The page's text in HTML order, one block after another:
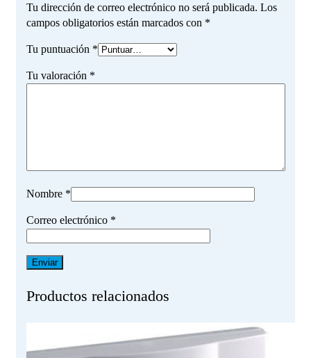
Tu dirección de correo electrónico no será publicada. Los
campos obligatorios están marcados con *
Tu puntuación *
Tu valoración *
Nombre *
Correo electrónico *
Productos relacionados